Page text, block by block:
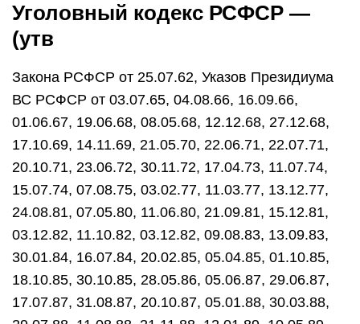
Уголовный кодекс РСФСР —
(утв
Закона РСФСР от 25.07.62, Указов Президиума
ВС РСФСР от 03.07.65, 04.08.66, 16.09.66,
01.06.67, 19.06.68, 08.05.68, 12.12.68, 27.12.68,
17.10.69, 14.11.69, 21.05.70, 22.06.71, 22.07.71,
20.10.71, 23.06.72, 30.11.72, 17.04.73, 11.07.74,
15.07.74, 07.08.75, 03.02.77, 11.03.77, 13.12.77,
24.08.81, 07.05.80, 11.06.80, 21.09.81, 15.12.81,
03.12.82, 11.10.82, 03.12.82, 09.08.83, 13.09.83,
30.01.84, 16.07.84, 20.02.85, 05.04.85, 01.10.85,
18.10.85, 30.10.85, 28.05.86, 05.06.87, 29.06.87,
17.07.87, 31.08.87, 20.10.87, 05.01.88, 30.03.88,